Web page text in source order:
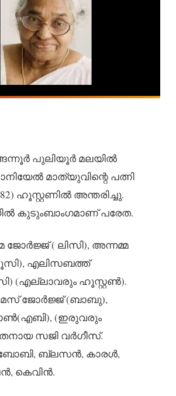
പുലിയൂർ മലയിൽ
മാത്യുവിന്റെ പത്നി
ഹൂസ്റ്റണിൽ അന്തരിച്ചു.
കുടുംബാംഗമാണ് പരേത.
ജോർജ്ജ് ( ലിസി), അന്നമ്മ
എലിസബത്ത്
(എല്ലാവരും ഹൂസ്റ്റൺ).
ജോർജ്ജ് (ബാബു),
(ഇരുവരും
സജി വർഗീസ്.
ബ്ലസൻ, കാരൾ,
കെവിൻ.